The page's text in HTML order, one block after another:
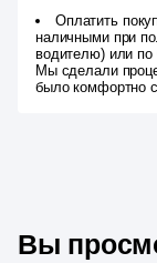
Оплатить
наличными при
водителю) или по
Мы сделали
было комфортно
Вы